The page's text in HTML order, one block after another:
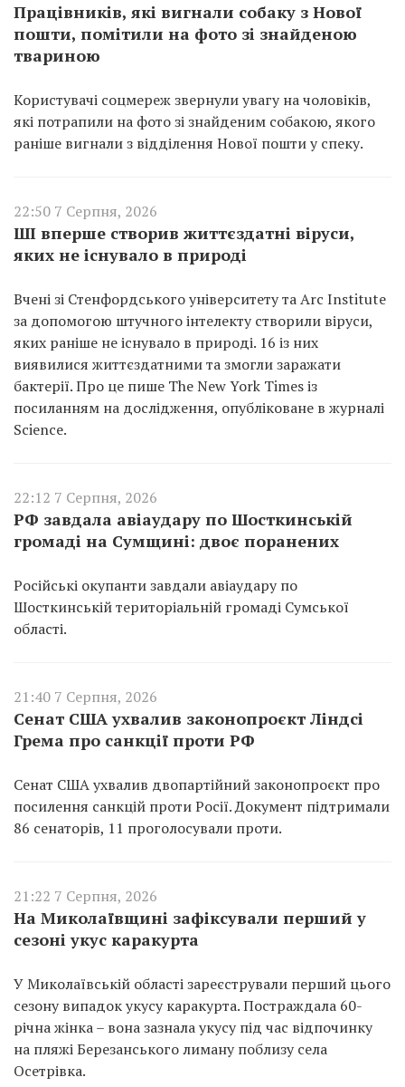
Працівників, які вигнали собаку з Нової
пошти, помітили на фото зі знайденою
твариною
Користувачі соцмереж звернули увагу на чоловіків,
які потрапили на фото зі знайденим собакою, якого
раніше вигнали з відділення Нової пошти у спеку.
22:50 7 Серпня, 2026
ШІ вперше створив життєздатні віруси,
яких не існувало в природі
Вчені зі Стенфордського університету та Arc Institute
за допомогою штучного інтелекту створили віруси,
яких раніше не існувало в природі. 16 із них
виявилися життєздатними та змогли заражати
бактерії. Про це пише The New York Times із
посиланням на дослідження, опубліковане в журналі
Science.
22:12 7 Серпня, 2026
РФ завдала авіаудару по Шосткинській
громаді на Сумщині: двоє поранених
Російські окупанти завдали авіаудару по
Шосткинській територіальній громаді Сумської
області.
21:40 7 Серпня, 2026
Сенат США ухвалив законопроєкт Ліндсі
Грема про санкції проти РФ
Сенат США ухвалив двопартійний законопроєкт про
посилення санкцій проти Росії. Документ підтримали
86 сенаторів, 11 проголосували проти.
21:22 7 Серпня, 2026
На Миколаївщині зафіксували перший у
сезоні укус каракурта
У Миколаївській області зареєстрували перший цього
сезону випадок укусу каракурта. Постраждала 60-
річна жінка – вона зазнала укусу під час відпочинку
на пляжі Березанського лиману поблизу села
Осетрівка.